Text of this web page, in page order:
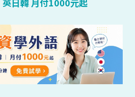
日韓 月付1000元起